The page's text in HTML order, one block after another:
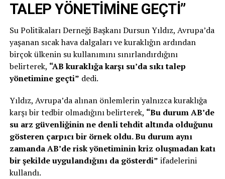
TALEP YÖNETİMİNE GEÇTİ”
Su Politikaları Derneği Başkanı Dursun Yıldız, Avrupa’da
yaşanan sıcak hava dalgaları ve kuraklığın ardından
birçok ülkenin su kullanımını sınırlandırdığını
belirterek, “AB kuraklığa karşı su’da sıkı talep
yönetimine geçti” dedi.
Yıldız, Avrupa’da alınan önlemlerin yalnızca kuraklığa
karşı bir tedbir olmadığını belirterek, “Bu durum AB’de
su arz güvenliğinin ne denli tehdit altında olduğunu
gösteren çarpıcı bir örnek oldu. Bu durum aynı
zamanda AB’de risk yönetiminin kriz oluşmadan katı
bir şekilde uygulandığını da gösterdi” ifadelerini
kullandı.